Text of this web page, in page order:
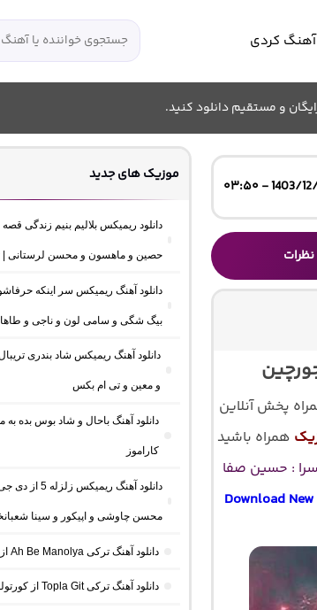
آهنگ کردی
و مستقیم دانلود کنید.
08 - ۰۳:۵۰
پخش آنلاین
همراه باشید
: حسین صفا
Download
موزیک های جدید
دانلود ریمیکس بلالیم بنیم زندگی
حصین و ماهسون و محسن لرستانی |
دانلود آهنگ ریمیکس سر اینکه
بیگ شگی و سامی لون و ناجی و
دانلود آهنگ ریمیکس شاد بندری
و معین و تی ام بکس
دانلود آهنگ باحال و شاد بوس بده
کاراموز
دانلود آهنگ
محسن چاوشی و اپیکور و سینا
دانلود آهنگ ترکی Ah Be Manolya از بوراک بولوت
دانلود آهنگ ترکی Topla Git از کورتولوش کوش